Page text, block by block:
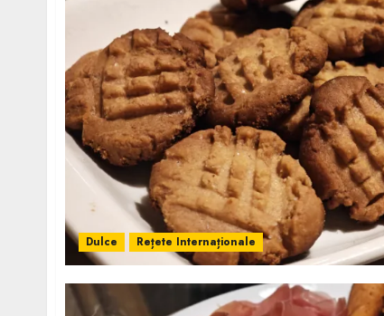
Dulce Rețete Internaționale